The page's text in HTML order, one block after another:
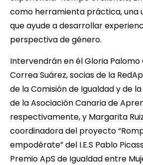
como herramienta práctica, una
que ayude a desarrollar
perspectiva de género.
Intervendrán en él Gloria Palomo
Correa Suárez, socias de la
de la Comisión de Igualdad y de
de la Asociación Canaria de
respectivamente, y Margarita
coordinadora del proyecto
empodérate” del I.E.S Pablo
Premio ApS de Igualdad entre